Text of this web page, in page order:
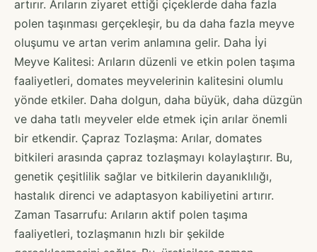
artırır. Arıların ziyaret ettiği çiçeklerde daha fazla
polen taşınması gerçekleşir, bu da daha fazla meyve
oluşumu ve artan verim anlamına gelir. Daha İyi
Meyve Kalitesi: Arıların düzenli ve etkin polen taşıma
faaliyetleri, domates meyvelerinin kalitesini olumlu
yönde etkiler. Daha dolgun, daha büyük, daha düzgün
ve daha tatlı meyveler elde etmek için arılar önemli
bir etkendir. Çapraz Tozlaşma: Arılar, domates
bitkileri arasında çapraz tozlaşmayı kolaylaştırır. Bu,
genetik çeşitlilik sağlar ve bitkilerin dayanıklılığı,
hastalık direnci ve adaptasyon kabiliyetini artırır.
Zaman Tasarrufu: Arıların aktif polen taşıma
faaliyetleri, tozlaşmanın hızlı bir şekilde